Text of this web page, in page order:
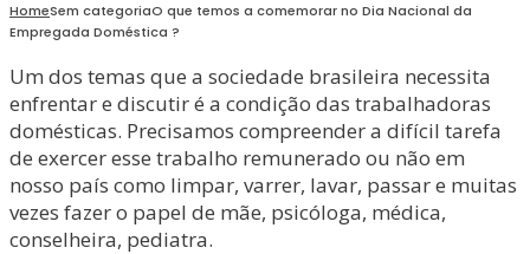
HomeSem categoriaO que temos a comemorar no Dia Nacional da
Empregada Doméstica ?
Um dos temas que a sociedade brasileira necessita
enfrentar e discutir é a condição das trabalhadoras
domésticas. Precisamos compreender a difícil tarefa
de exercer esse trabalho remunerado ou não em
nosso país como limpar, varrer, lavar, passar e muitas
vezes fazer o papel de mãe, psicóloga, médica,
conselheira, pediatra.